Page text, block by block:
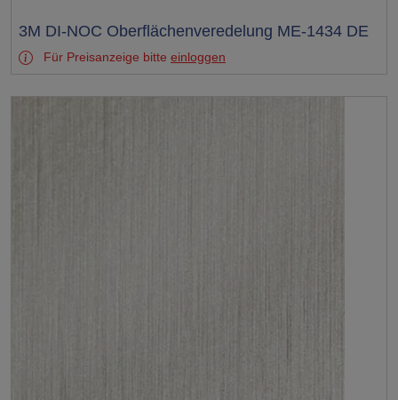
Test
3M DI-NOC Oberflächenveredelung ME-1434 DE
Für Preisanzeige bitte einloggen